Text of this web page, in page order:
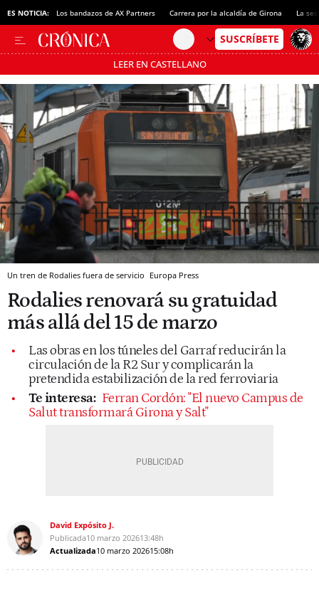
ES NOTICIA: Los bandazos de AX Partners Carrera por la alcaldía de Girona La
LEER EN CASTELLANO
Pásate al MODO AHORRO
Un tren de Rodalies fuera de servicio Europa Press
Rodalies renovará su gratuidad
más allá del 15 de marzo
Las obras en los túneles del Garraf reducirán la
circulación de la R2 Sur y complicarán la
pretendida estabilización de la red ferroviaria
Te interesa: Ferran Cordón: "El nuevo Campus de
Salut transformará Girona y Salt"
David Expósito J.
Publicada10 marzo 202613:48h
Actualizada10 marzo 202615:08h